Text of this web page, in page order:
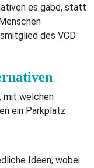
es gäbe, statt
des VCD
mit welchen
ein Parkplatz
Ideen, wobei